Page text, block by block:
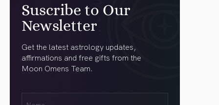
Suscribe to Our
Newsletter
Get the latest astrology updates,
affirmations and free gifts from the
Moon Omens Team.